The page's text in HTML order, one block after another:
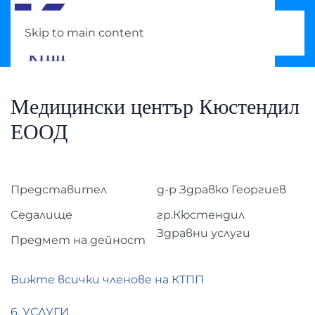
Skip to main content
Медицински център Кюстендил
ЕООД
Представител
д-р Здравко Георгиев
Седалище
гр.Кюстендил
Предмет на дейност
Здравни услуги
Вижте всички членове на КТПП
6. УСЛУГИ